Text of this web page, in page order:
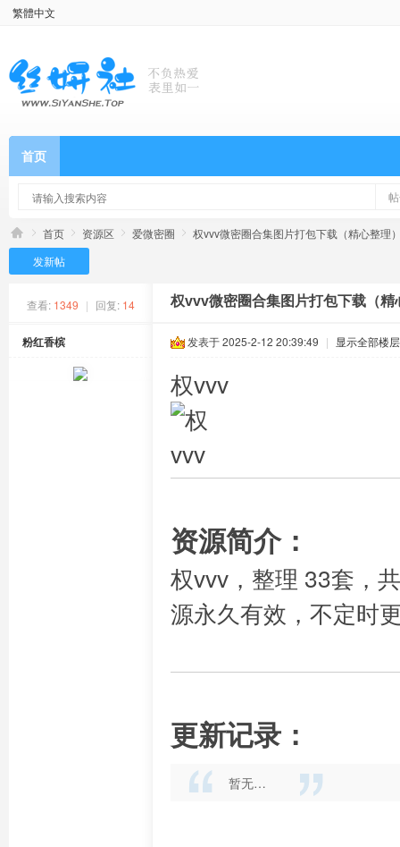
繁體中文
首页
首页 资源区 爱微密圈
权vvv微密圈合集图片打包下载（精心整理
发新帖
查看: 1349 | 回复: 14 权vvv微密圈合集图片打包下载（精
粉红香槟 发表于 2025-2-12 20:39:49 | 显示全部楼层
权vvv
资源简介：
权vvv，整理 33套，
源永久有效，不定时
更新记录：
暂无…